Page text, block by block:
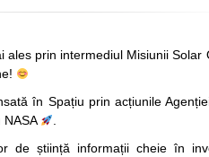
ales prin intermediul Misiunii Solar
în Spațiu prin acțiunile
NASA
de știință informații cheie în